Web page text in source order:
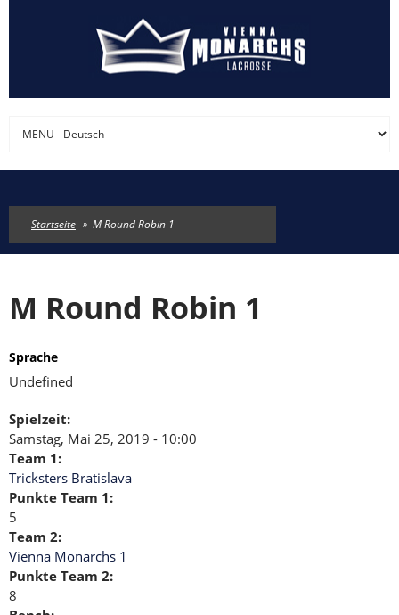
Startseite » M Round Robin 1
M Round Robin 1
Sprache
Undefined
Spielzeit:
Samstag, Mai 25, 2019 - 10:00
Team 1:
Tricksters Bratislava
Punkte Team 1:
5
Team 2:
Vienna Monarchs 1
Punkte Team 2:
8